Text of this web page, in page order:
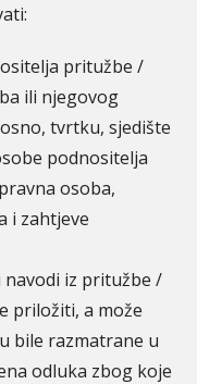
pritužbe /
ili njegovog
tvrtku, sjedište
podnositelja
osoba,
i zahtjeve
iz pritužbe /
priložiti, a može
bile razmatrane u
odluka zbog koje